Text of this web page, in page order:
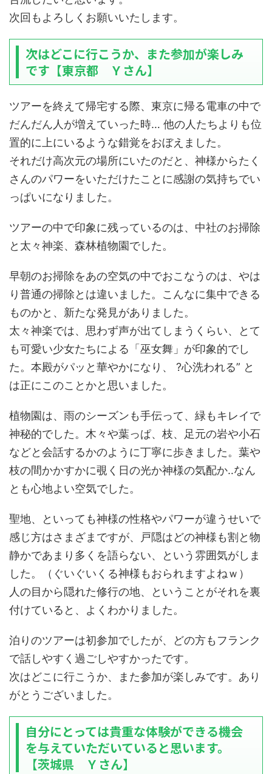
次回もよろしくお願いいたします。
次はどこに行こうか、また参加が楽しみ
です【東京都 Ｙさん】
ツアーを終えて帰宅する際、東京に帰る電車の中で
だんだん人が増えていった時… 他の人たちよりも位
置的に上にいるような錯覚をおぼえました。
それだけ高次元の場所にいたのだと、神様からたく
さんのパワーをいただけたことに感謝の気持ちでい
っぱいになりました。
ツアーの中で印象に残っているのは、中社のお掃除
と太々神楽、森林植物園でした。
早朝のお掃除をあの空気の中でおこなうのは、やは
り普通の掃除とは違いました。こんなに集中できる
ものかと、新たな発見がありました。
太々神楽では、思わず声が出てしまうくらい、とて
も可愛い少女たちによる「巫女舞」が印象的でし
た。本殿がパッと華やかになり、 ?心洗われる” と
は正にこのことかと思いました。
植物園は、雨のシーズンも手伝って、緑もキレイで
神秘的でした。木々や葉っぱ、枝、足元の岩や小石
などと会話するかのように丁寧に歩きました。葉や
枝の間かかすかに覗く日の光か神様の気配か‥なん
とも心地よい空気でした。
聖地、といっても神様の性格やパワーが違うせいで
感じ方はさまざまですが、戸隠はどの神様も割と物
静かであまり多くを語らない、という雰囲気がしま
した。（ぐいぐいくる神様もおられますよねｗ）
人の目から隠れた修行の地、ということがそれを裏
付けていると、よくわかりました。
泊りのツアーは初参加でしたが、どの方もフランク
で話しやすく過ごしやすかったです。
次はどこに行こうか、また参加が楽しみです。あり
がとうございました。
自分にとっては貴重な体験ができる機会
を与えていただいていると思います。
【茨城県 Ｙさん】